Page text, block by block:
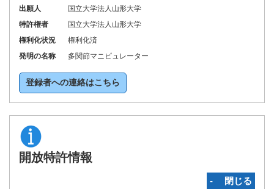
出願人
国立大学法人山形大学
特許権者
国立大学法人山形大学
権利化状況
権利化済
発明の名称
多関節マニピュレーター
登録者への連絡はこちら
開放特許情報
‐ 閉じる